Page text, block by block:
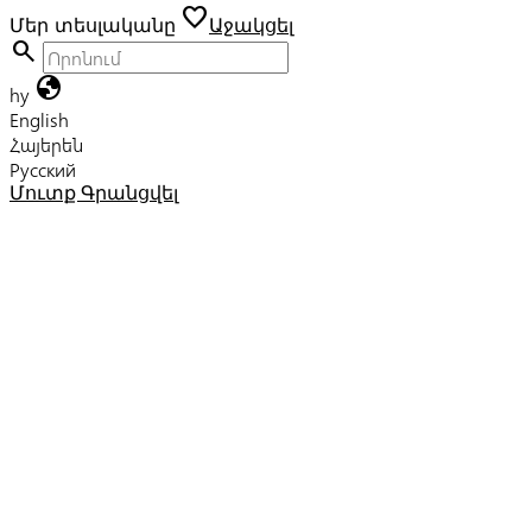
Մեր տեսլականը favoriteԱջակցել
search
hy globe
English
Հայերեն
Русский
Մուտք Գրանցվել